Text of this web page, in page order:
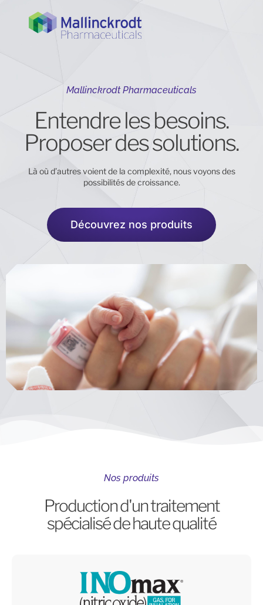
Mallinckrodt Pharmaceuticals
Entendre les besoins.
Proposer des solutions.
Là où d’autres voient de la complexité, nous voyons des
possibilités de croissance.
Découvrez nos produits
Nos produits
Production d'un traitement
spécialisé de haute qualité